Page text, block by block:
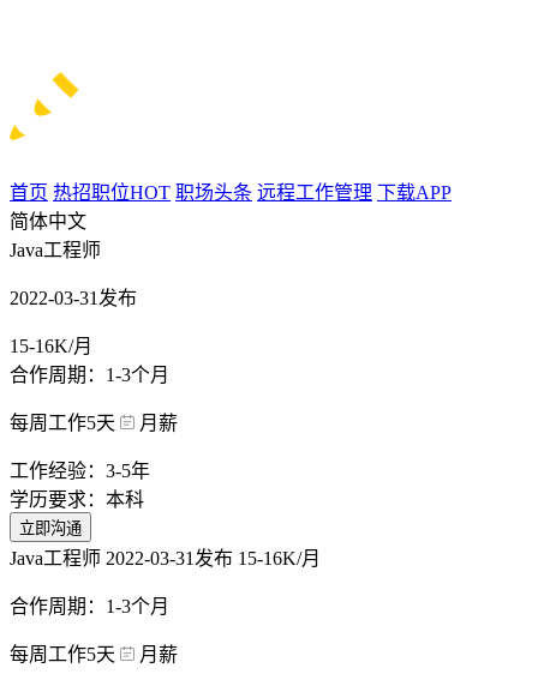
首页 热招职位HOT 职场头条 远程工作管理 下载APP
简体中文
Java工程师
2022-03-31发布
15-16K/月
合作周期：1-3个月
每周工作5天 月薪
工作经验：3-5年
学历要求：本科
立即沟通
Java工程师 2022-03-31发布 15-16K/月
合作周期：1-3个月
每周工作5天 月薪